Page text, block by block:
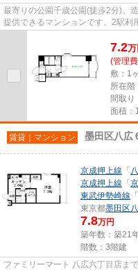
最寄りの公園千歳公園(徒歩2分)。
提供できるマンションです。2駅利
7.2万
(管理
敷：1
所在階
間取り
面積：
賃貸｜マンション 墨田区八広
京成押上線 「
京成押上線 「
東武伊勢崎線 「
東京都墨田区
7.8万円
築年数：築21
階数：3階建
ファミリーマート 八広六丁目店ま